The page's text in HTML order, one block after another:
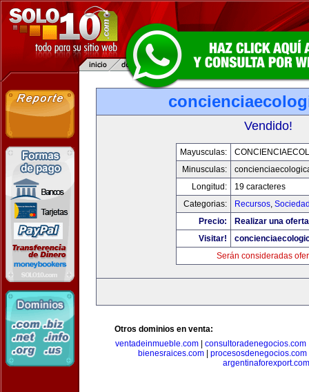
Vendido!
Mayusculas:
Minusculas:
Longitud:
19 caracteres
Categorias:
Recursos,
Precio:
Realizar una
Visitar!
Serán consideradas
Otros dominios en venta:
ventadeinmueble.com| consultoradenegocios.com
bienesraices.com
procesosdenegocios.com
argentinaforexport.com